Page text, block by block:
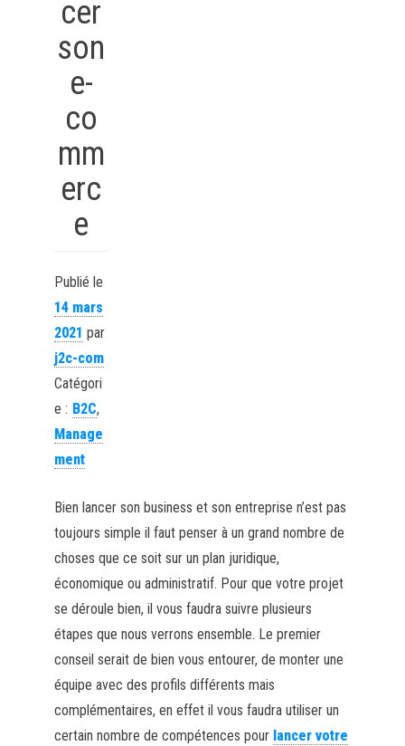
cer
son
e-
co
mm
erc
e
Publié le
14 mars
2021 par
j2c-com
Catégori
e : B2C,
Manage
ment
Bien lancer son business et son entreprise n’est pas
toujours simple il faut penser à un grand nombre de
choses que ce soit sur un plan juridique,
économique ou administratif. Pour que votre projet
se déroule bien, il vous faudra suivre plusieurs
étapes que nous verrons ensemble. Le premier
conseil serait de bien vous entourer, de monter une
équipe avec des profils différents mais
complémentaires, en effet il vous faudra utiliser un
certain nombre de compétences pour lancer votre